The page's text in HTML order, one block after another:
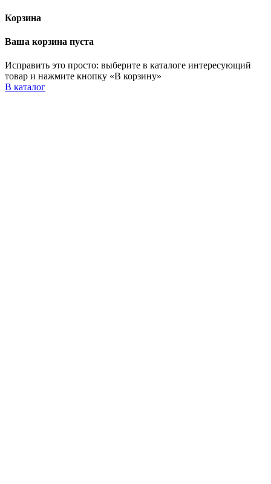
Корзина
Ваша корзина пуста
Исправить это просто: выберите в каталоге интересующий
товар и нажмите кнопку «В корзину»
В каталог